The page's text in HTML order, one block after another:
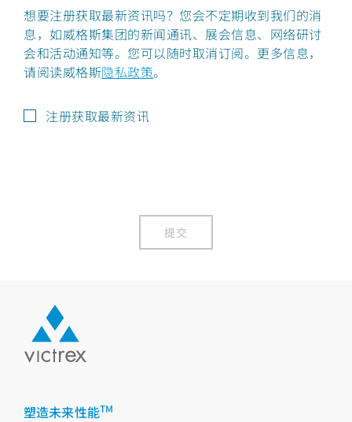
想要注册获取最新资讯吗？您会不定期收到我们的消
息，如威格斯集团的新闻通讯、展会信息、网络研讨
会和活动通知等。您可以随时取消订阅。更多信息，
请阅读威格斯隐私政策。
注册获取最新资讯
提交
塑造未来性能TM